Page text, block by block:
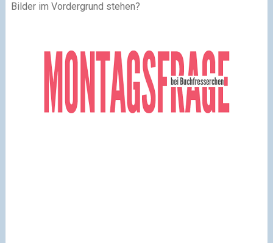
Bilder im Vordergrund stehen?